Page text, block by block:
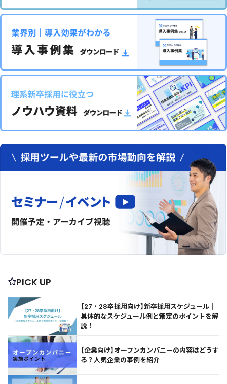
PICK UP
【27・28卒採用向け】新卒採用スケジュール｜
具体的なスケジュール例と策定のポイントを解
説！
【企業向け】オープンカンパニーの内容はどうす
る？人気企業の事例を紹介